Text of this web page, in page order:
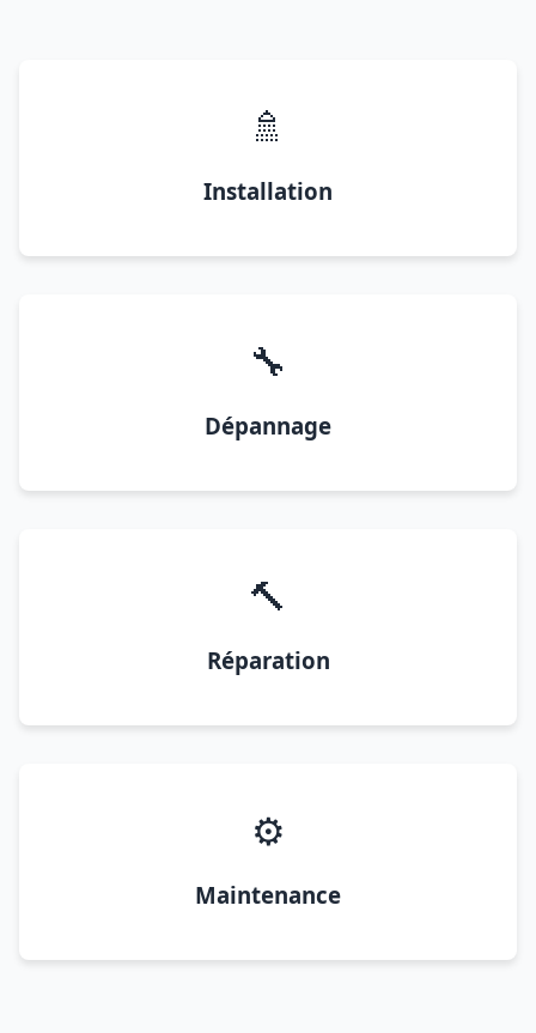
🚿
Installation
🔧
Dépannage
🔨
Réparation
⚙️
Maintenance